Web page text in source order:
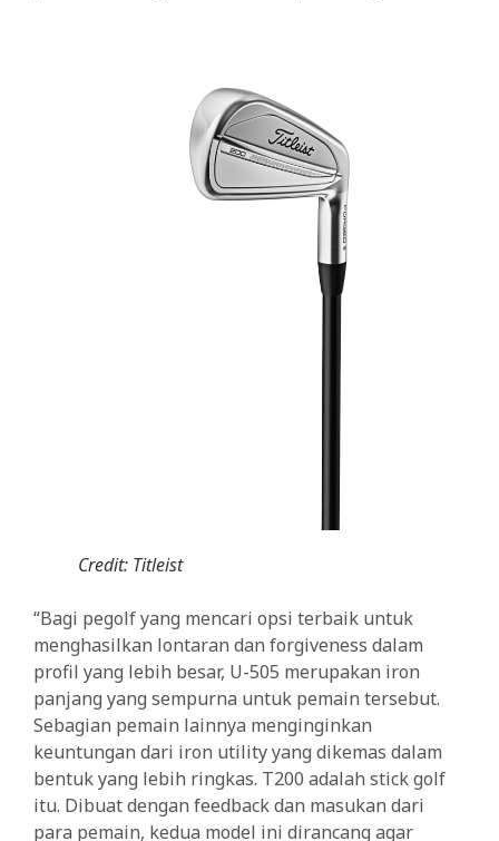
Credit: Titleist
“Bagi pegolf yang mencari opsi terbaik untuk
menghasilkan lontaran dan forgiveness dalam
profil yang lebih besar, U-505 merupakan iron
panjang yang sempurna untuk pemain tersebut.
Sebagian pemain lainnya menginginkan
keuntungan dari iron utility yang dikemas dalam
bentuk yang lebih ringkas. T200 adalah stick golf
itu. Dibuat dengan feedback dan masukan dari
para pemain, kedua model ini dirancang agar